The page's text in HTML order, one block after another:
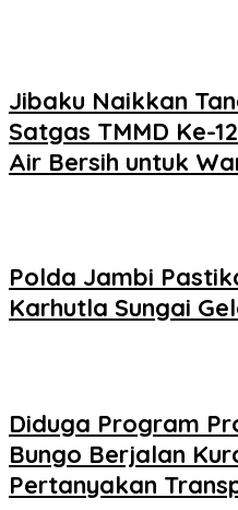
Jibaku Naikkan
Satgas TMMD Ke-
Air Bersih untuk
Polda Jambi
Karhutla Sungai
Diduga Program
Bungo Berjalan
Pertanyakan